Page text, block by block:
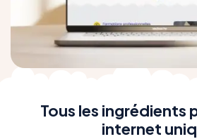
Tous les ingrédients
internet